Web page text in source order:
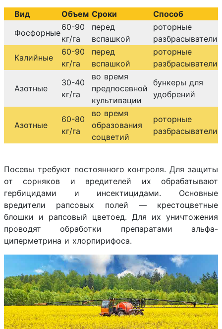
Вид Объем Сроки
Способ
Фосфорные
60-90
кг/га
перед
вспашкой
роторные
разбрасыватели
Калийные
60-90
кг/га
перед
вспашкой
роторные
разбрасыватели
Азотные
30-40
кг/га
во время
предпосевной
культивации
бункеры для
удобрений
Азотные
60-80
кг/га
во время
образования
соцветий
роторные
разбрасыватели
Посевы требуют постоянного контроля. Для защиты
от сорняков и вредителей их обрабатывают
гербицидами и инсектицидами. Основные
вредители рапсовых полей — крестоцветные
блошки и рапсовый цветоед. Для их уничтожения
проводят обработки препаратами альфа-
циперметрина и хлорпирифоса.